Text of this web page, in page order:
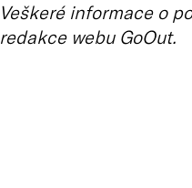
Veškeré informace o
redakce webu GoOut.